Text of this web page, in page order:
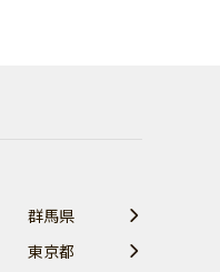
群馬県
東京都